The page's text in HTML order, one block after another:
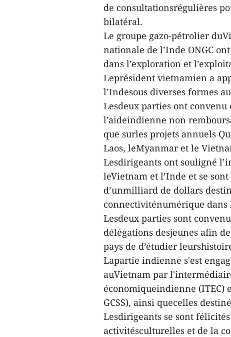
de consultationsrégulières
bilatéral.
Le groupe gazo-pétrolier
nationale de l’Inde ONGC
dans l’exploration et
Leprésident vietnamien a
l’Indesous diverses formes
Lesdeux parties ont
l’aideindienne non
que surles projets annuels
Laos, leMyanmar et le
Lesdirigeants ont souligné
leVietnam et l’Inde et se
d’unmilliard de dollars
connectiviténumérique dans
Lesdeux parties sont
délégations desjeunes afin
pays de d’étudier
Lapartie indienne s'est
auVietnam par
économiqueindienne (ITEC)
GCSS), ainsi quecelles
Lesdirigeants se sont
activitésculturelles et de la